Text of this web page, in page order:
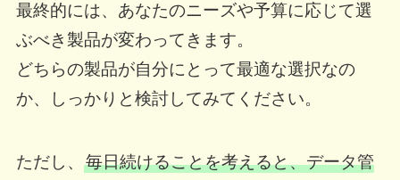
最終的には、あなたのニーズや予算に応じて選
ぶべき製品が変わってきます。
どちらの製品が自分にとって最適な選択なの
か、しっかりと検討してみてください。
ただし、 毎日続けることを考えると、データ管